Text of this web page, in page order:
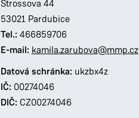
Štrossova 44
53021 Pardubice
Tel.: 466859706
E-mail: kamila.zarubova@mmp.cz
Datová schránka: ukzbx4z
IČ: 00274046
DIČ: CZ00274046